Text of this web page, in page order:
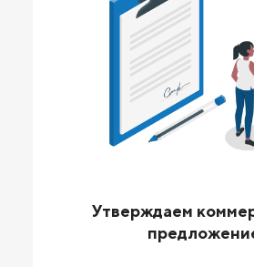
Утверждаем